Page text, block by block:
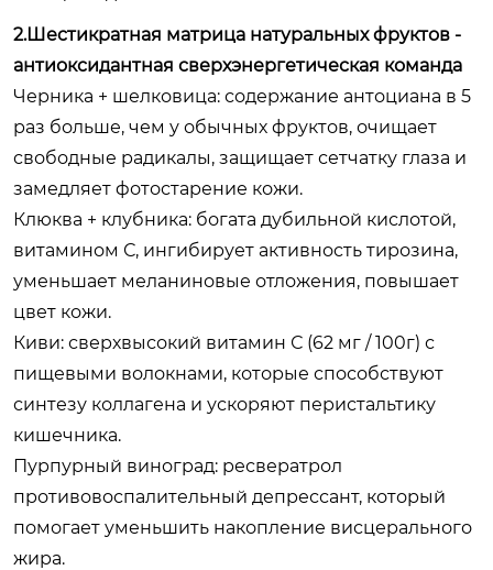
2.Шестикратная матрица натуральных фруктов -
антиоксидантная сверхэнергетическая команда
Черника + шелковица: содержание антоциана в 5
раз больше, чем у обычных фруктов, очищает
свободные радикалы, защищает сетчатку глаза и
замедляет фотостарение кожи.
Клюква + клубника: богата дубильной кислотой,
витамином С, ингибирует активность тирозина,
уменьшает меланиновые отложения, повышает
цвет кожи.
Киви: сверхвысокий витамин С (62 мг / 100г) с
пищевыми волокнами, которые способствуют
синтезу коллагена и ускоряют перистальтику
кишечника.
Пурпурный виноград: ресвератрол
противовоспалительный депрессант, который
помогает уменьшить накопление висцерального
жира.